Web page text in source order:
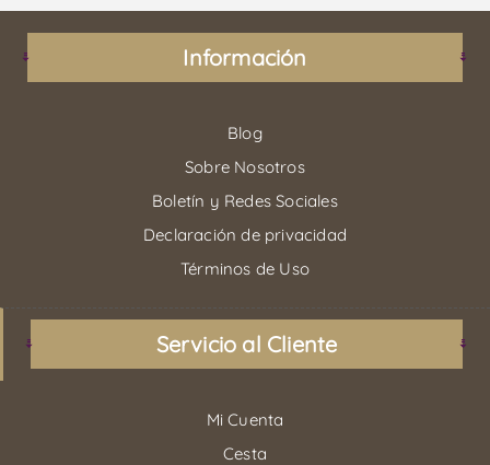
Información
Blog
Sobre Nosotros
Boletín y Redes Sociales
Declaración de privacidad
Términos de Uso
Servicio al Cliente
Mi Cuenta
Cesta